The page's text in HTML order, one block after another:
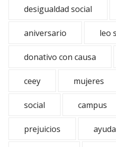
desigualdad social
aniversario leo
donativo con causa
ceey mujeres
social campus
prejuicios ayuda